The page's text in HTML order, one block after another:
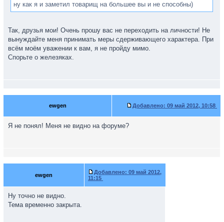
ну как я и заметил товарищ на большее вы и не способны)
Так, друзья мои! Очень прошу вас не переходить на личности! Не
вынуждайте меня принимать меры сдерживающего характера. При
всём моём уважении к вам, я не пройду мимо.
Спорьте о железяках.
ewgen Добавлено: 09 май 2012, 10:58
Я не понял! Меня не видно на форуме?
ewgen Добавлено: 09 май 2012,
11:15
Ну точно не видно.
Тема временно закрыта.